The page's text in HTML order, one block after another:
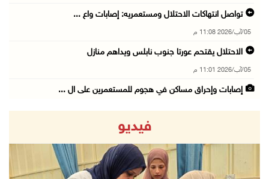
تواصل انتهاكات الاحتلال ومستعمريه: إصابات واع ...
05/آب/2026 11:08 م
الاحتلال يقتحم عورتا جنوب نابلس ويداهم منازل
05/آب/2026 11:01 م
إصابات وإحراق مساكن في هجوم للمستعمرين على ال ...
05/آب/2026 10:53 م
الاحتلال يقتحم قريتي اللبن الشرقية وعمورية جن ...
فيديو